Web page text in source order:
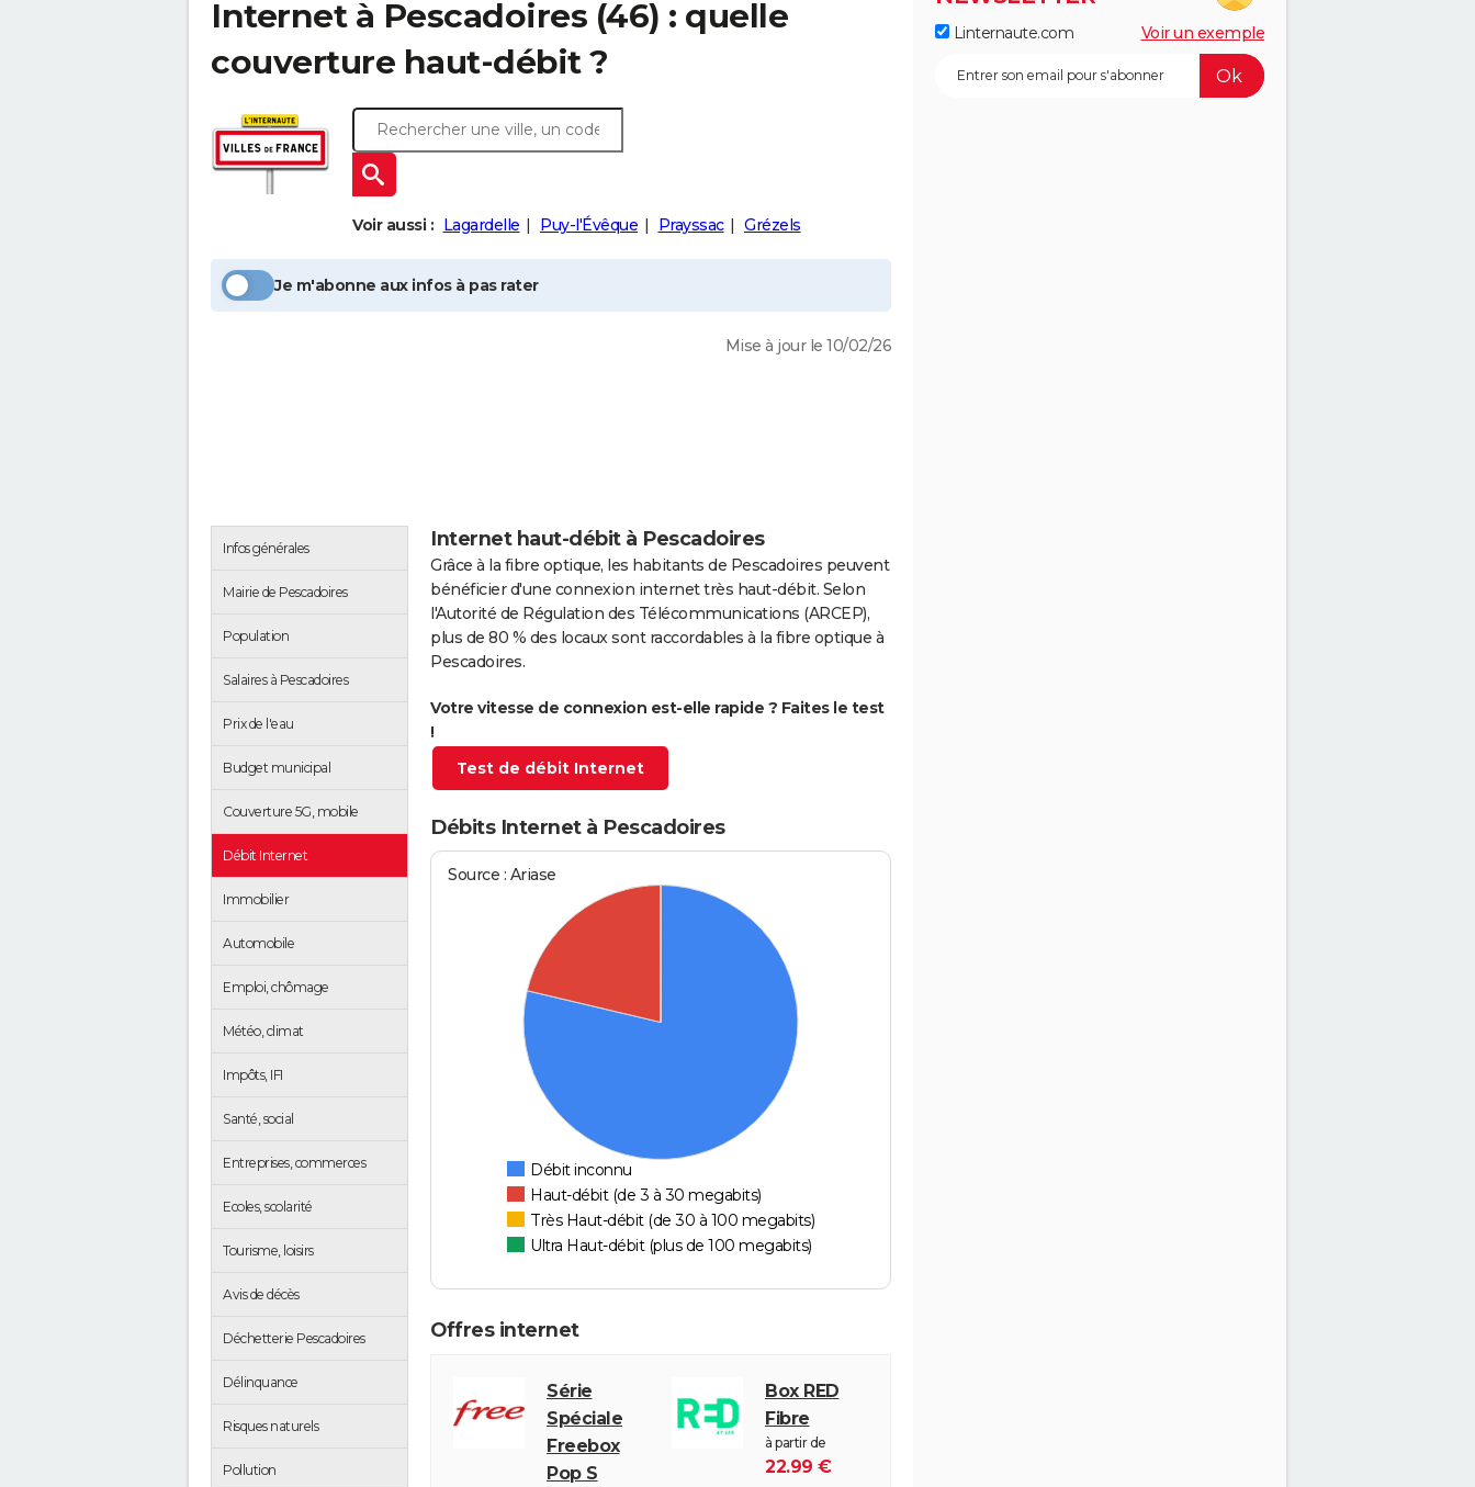
Internet à Pescadoires (46) : quelle
couverture haut-débit ?
Voir aussi : Lagardelle Puy-l'Évêque Prayssac Grézels
Je m'abonne aux infos à pas rater
Mise à jour le 10/02/26
Infos générales
Mairie de Pescadoires
Population
Salaires à Pescadoires
Prix de l'eau
Budget municipal
Couverture 5G, mobile
Débit Internet
Immobilier
Automobile
Emploi, chômage
Météo, climat
Impôts, IFI
Santé, social
Entreprises, commerces
Ecoles, scolarité
Tourisme, loisirs
Avis de décès
Déchetterie Pescadoires
Délinquance
Risques naturels
Pollution
Internet haut-débit à Pescadoires
Grâce à la fibre optique, les habitants de Pescadoires peuvent
bénéficier d'une connexion internet très haut-débit. Selon
l'Autorité de Régulation des Télécommunications (ARCEP),
plus de 80 % des locaux sont raccordables à la fibre optique à
Pescadoires.
Votre vitesse de connexion est-elle rapide ? Faites le test
!
Test de débit Internet
Débits Internet à Pescadoires
Source : Ariase
Débit inconnu
Haut-débit (de 3 à 30 megabits)
Très Haut-débit (de 30 à 100 megabits)
Ultra Haut-débit (plus de 100 megabits)
Offres internet
Série
Spéciale
Freebox
Pop S
Box RED
Fibre
à partir de
22.99 €
Linternaute.com Voir un exemple